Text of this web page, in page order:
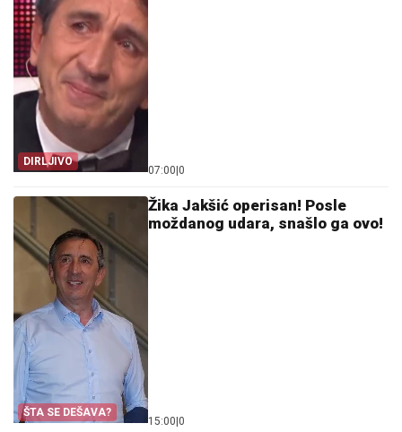
DIRLJIVO
07:00|0
ŠTA SE DEŠAVA?
Žika Jakšić operisan! Posle
moždanog udara, snašlo ga ovo!
15:00|0